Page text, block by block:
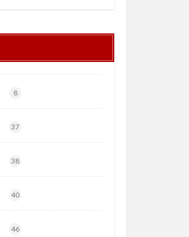
8
37
38
40
46